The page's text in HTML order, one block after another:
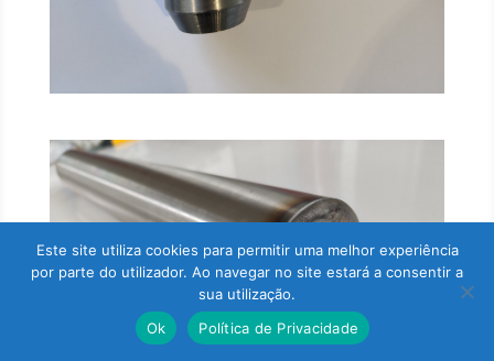
Este site utiliza cookies para permitir uma melhor experiência
por parte do utilizador. Ao navegar no site estará a consentir a
sua utilização.
Ok
Política de Privacidade